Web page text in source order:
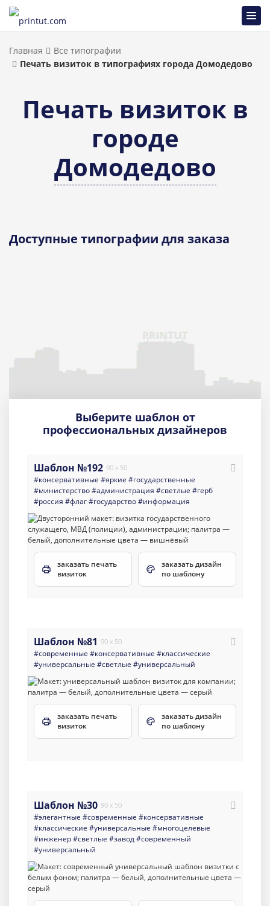
Главная
Все типографии
Печать визиток в типографиях города Домодедово
Печать визиток в
городе
Домодедово
Доступные типографии для заказа
Выберите шаблон от
профессиональных дизайнеров
Шаблон №192 90 x 50
#консервативные #яркие #государственные
#министерство#администрация #светлые #герб
#россия #флаг#государство#информация
заказать печать
визиток
заказать дизайн
по шаблону
Шаблон №81 90 x 50
#современные #консервативные #классические
#универсальные #светлые #универсальный
заказать печать
визиток
заказать дизайн
по шаблону
Шаблон №30 90 x 50
#элегантные #современные #консервативные
#классические #универсальные #многоцелевые
#инженер#светлые #завод#современный
#универсальный